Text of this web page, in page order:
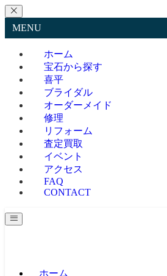
MENU
ホーム
宝石から探す
喜平
ブライダル
オーダーメイド
修理
リフォーム
査定買取
イベント
アクセス
FAQ
CONTACT
ホーム